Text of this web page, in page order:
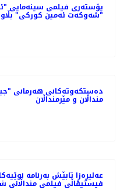
پۆسته‌ری فیلمی سینەمایی
"شەوکەت ئەمین کورکی"
ده‌ستکه‌وته‌کانی هه‌رمانی
منداڵان و مێرمنداڵان
عه‌لیڕه‌زا تابێش به‌رنامه‌